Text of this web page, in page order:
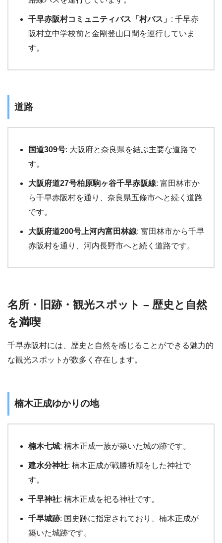
千早赤阪村コミュニティバス「村バス」 : 千早赤
阪村立中学校前と金剛登山口間を運行していま
す。
道路
国道309号: 大阪府と奈良県を結ぶ主要な道路で
す。
大阪府道27号柏原駒ヶ谷千早赤阪線: 富田林市か
ら千早赤阪村を通り、奈良県五條市へと続く道路
です。
大阪府道200号上河内富田林線: 富田林市から千早
赤阪村を通り、河内長野市へと続く道路です。
名所・旧跡・観光スポット – 歴史と自然
を満喫
千早赤阪村には、歴史と自然を感じることができる魅力的
な観光スポットが数多く存在します。
楠木正成ゆかりの地
楠木七城: 楠木正成一族が築いた城の跡です。
建水分神社: 楠木正成が戦勝祈願をした神社で
す。
千早神社: 楠木正成を祀る神社です。
千早城跡: 国史跡に指定されており、楠木正成が
築いた城跡です。